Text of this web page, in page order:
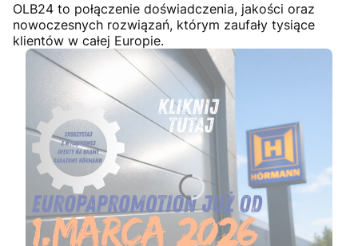
OLB24 to połączenie doświadczenia, jakości oraz
nowoczesnych rozwiązań, którym zaufały tysiące
klientów w całej Europie.